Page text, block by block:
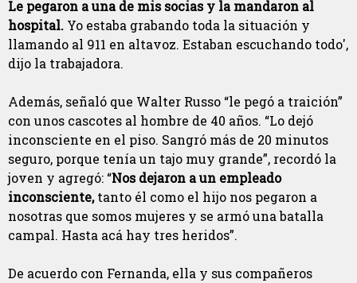
Le pegaron a una de mis socias y la mandaron al
hospital. Yo estaba grabando toda la situación y
llamando al 911 en altavoz. Estaban escuchando todo',
dijo la trabajadora.
Además, señaló que Walter Russo “le pegó a traición”
con unos cascotes al hombre de 40 años. “Lo dejó
inconsciente en el piso. Sangró más de 20 minutos
seguro, porque tenía un tajo muy grande”, recordó la
joven y agregó: “Nos dejaron a un empleado
inconsciente,tanto él como el hijo nos pegaron a
nosotras que somos mujeres y se armó una batalla
campal. Hasta acá hay tres heridos”.
De acuerdo con Fernanda, ella y sus compañeros